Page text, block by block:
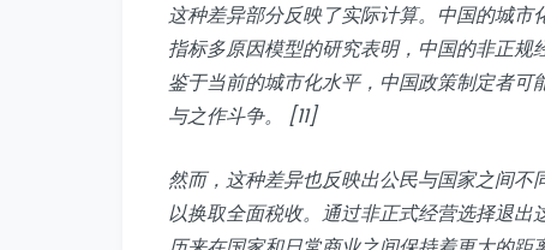
这种差异部分反映了实际计算。中国的城
指标多原因模型的研究表明，中国的非正规
鉴于当前的城市化水平，中国政策制定者
与之作斗争。 [11]
然而，这种差异也反映出公民与国家之间不
以换取全面税收。通过非正式经营选择退